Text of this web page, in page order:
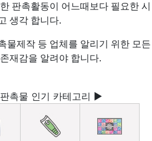
판촉활동이 어느때보다 필요한 시
생각 합니다.
물제작 등 업체를 알리기 위한 모든
재감을 알려야 합니다.
촉물 인기 카테고리 ▶